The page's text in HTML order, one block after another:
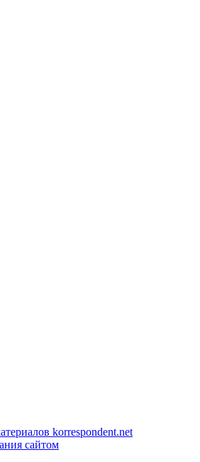
korrespondent.net
сайтом